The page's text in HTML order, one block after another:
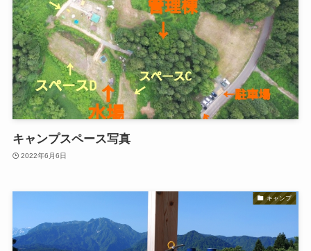
キャンプスペース写真
2022年6月6日
キャンプ